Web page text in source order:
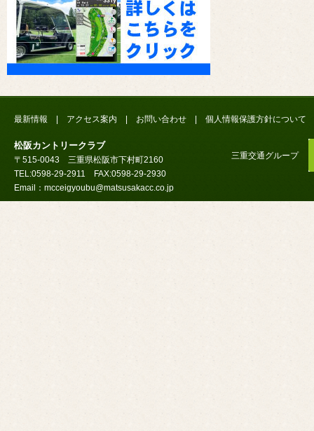
最新情報 アクセス案内 お問い合わせ 個人情報保護方針について
松阪カントリークラブ
〒515-0043 三重県松阪市下村町2160
TEL:0598-29-2911 FAX:0598-29-2930
Email：mcceigyoubu@matsusakacc.co.jp
三重交通グループ